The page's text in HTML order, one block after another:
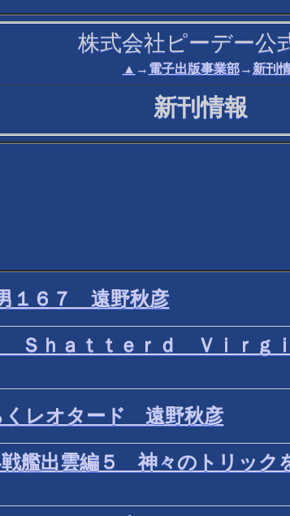
株式会社ピーデー公
▲ → 電子出版事業部→ 新刊
新刊情報
１６７ 遠野秋彦
Ｓｈａｔｔｅｒｄ Ｖｉｒ
くレオタード 遠野秋彦
戦艦出雲編５ 神々のトリッ